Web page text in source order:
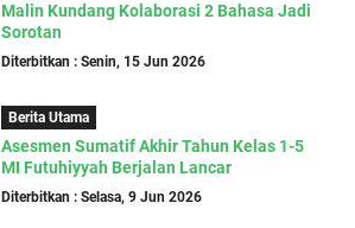
Malin Kundang Kolaborasi 2 Bahasa Jadi
Sorotan
Diterbitkan : Senin, 15 Jun 2026
Berita Utama
Asesmen Sumatif Akhir Tahun Kelas 1-5
MI Futuhiyyah Berjalan Lancar
Diterbitkan : Selasa, 9 Jun 2026